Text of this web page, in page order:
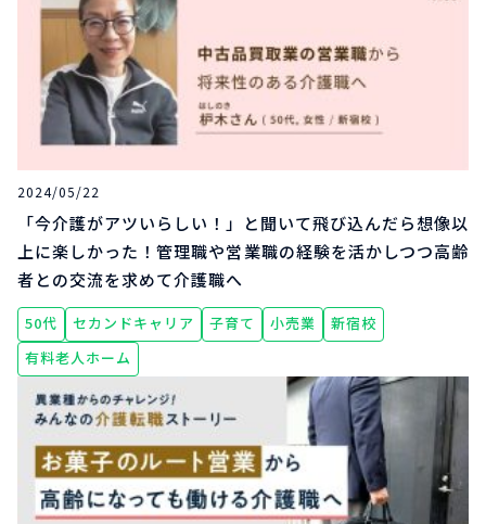
2024/05/22
「今介護がアツいらしい！」と聞いて飛び込んだら想像以
上に楽しかった！管理職や営業職の経験を活かしつつ高齢
者との交流を求めて介護職へ
50代 セカンドキャリア 子育て 小売業
新宿校
有料老人ホーム